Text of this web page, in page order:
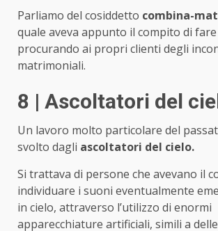
Parliamo del cosiddetto combina-
quale aveva appunto il compito di
procurando ai propri clienti degli
matrimoniali.
8 | Ascoltatori del
Un lavoro molto particolare del
svolto dagli ascoltatori del cielo.
Si trattava di persone che avevano il
individuare i suoni eventualmente
in cielo, attraverso l’utilizzo di enormi
apparecchiature artificiali, simili a